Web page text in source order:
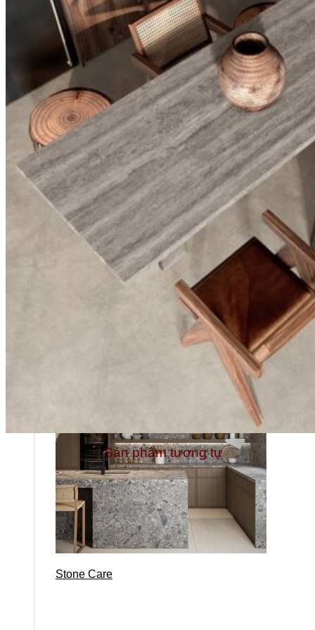
Stone design
Stone Care
Sản phẩm tương tự